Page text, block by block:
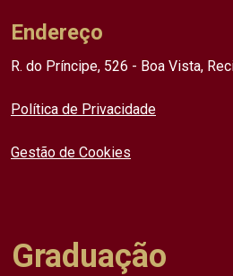
Endereço
R. do Príncipe, 526 - Boa Vista,
Política de Privacidade
Gestão de Cookies
Graduação